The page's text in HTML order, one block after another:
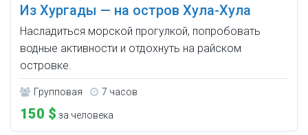
Из Хургады — на остров Хула-Хула
Насладиться морской прогулкой, попробовать
водные активности и отдохнуть на райском
островке.
Групповая 7 часов
150 $ за человека